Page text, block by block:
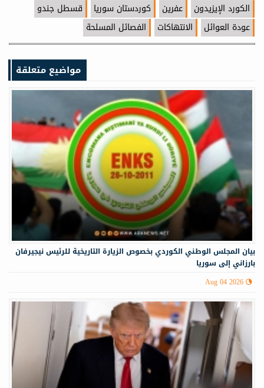
الكورد الإيزيدون عفرين كوردستان سوريا
قسطل جندو
عودة العوائل
الانتهاكات الفصائل المسلحة
مواضيع متعلقة
‏‏بيان المجلس الوطني الكوردي بخصوص الزيارة التاريخية للرئيس نيجيرفان
بارزاني إلى سوريا
Aug 04 2026